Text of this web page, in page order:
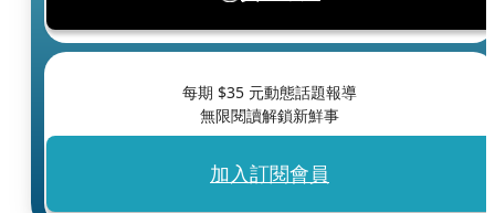
每期 $35 元動態話題報導
無限閱讀解鎖新鮮事
加入訂閱會員